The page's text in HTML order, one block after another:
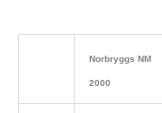
Norbryggs NM
2000